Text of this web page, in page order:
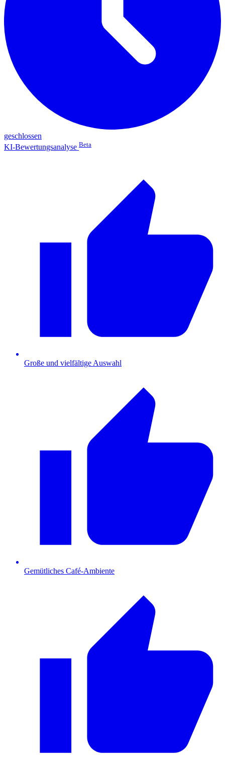
geschlossen
KI-Bewertungsanalyse Beta
Große und vielfältige Auswahl
Gemütliches Café-Ambiente